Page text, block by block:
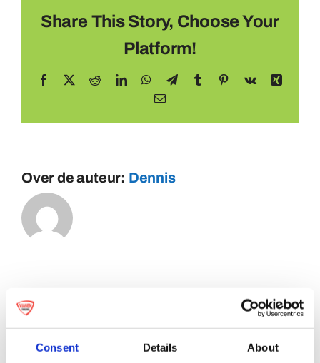
Consent Details About
Share This Story, Choose Your
Platform!
Facebook RedditLinkedInWhatsApp
TelegramTumblr Pinterest
Vk
Xing
E-
Over de auteur: Dennis